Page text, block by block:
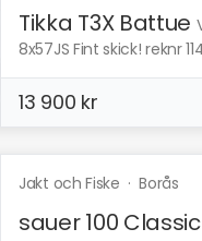
Tikka T3X Battue
8x57JS Fint skick! reknr
13 900 kr
Jakt och Fiske ·Borås
sauer 100 Classic